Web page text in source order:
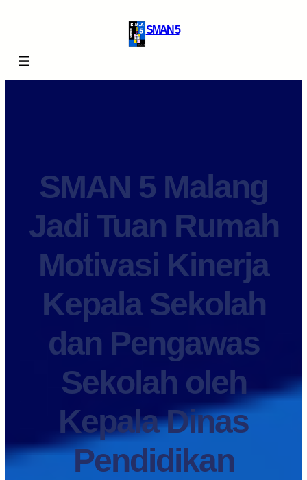
SMAN 5
SMAN 5 Malang
Jadi Tuan Rumah
Motivasi Kinerja
Kepala Sekolah
dan Pengawas
Sekolah oleh
Kepala Dinas
Pendidikan